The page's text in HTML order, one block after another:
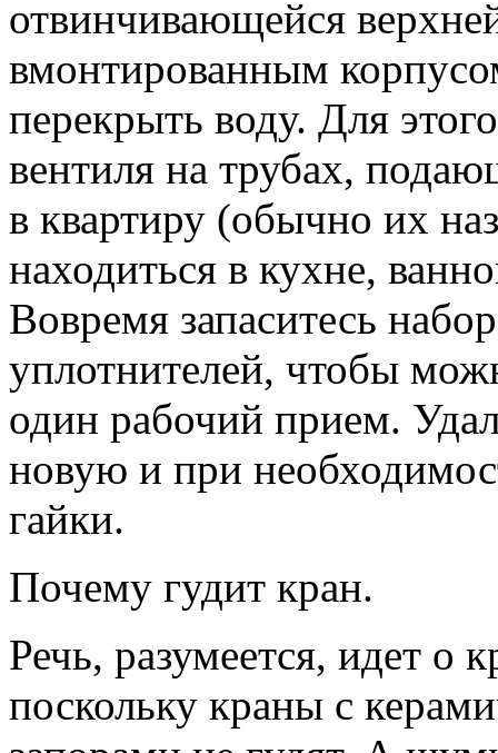
отвинчивающейся
вмонтированным
перекрыть воду. Для
вентиля на трубах,
в квартиру (обычно их
находиться в кухне,
Вовремя запаситесь
уплотнителей, чтобы
один рабо­чий прием.
новую и при
гайки.
Почему гудит кран.
Речь, разумеется, идет о
поскольку краны с